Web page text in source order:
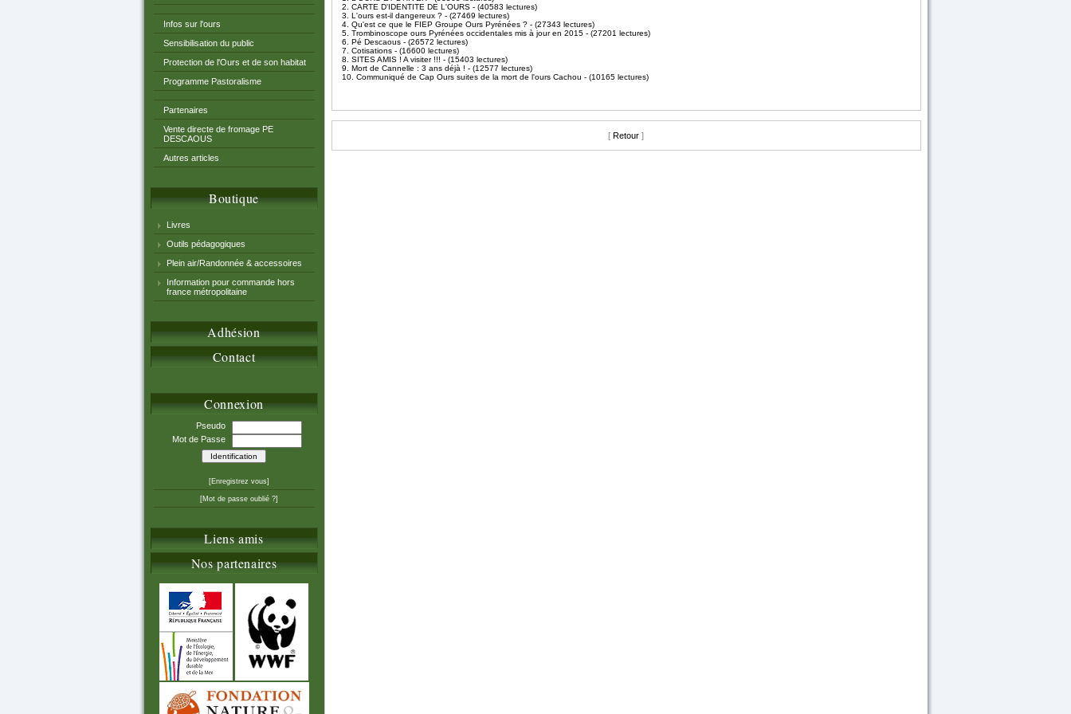
Infos sur l'ours
Sensibilisation du public
Protection de l'Ours et de son habitat
Programme Pastoralisme
Partenaires
Vente directe de fromage PE
DESCAOUS
Autres articles
Boutique
Livres
Outils pédagogiques
Plein air/Randonnée & accessoires
Information pour commande hors
france métropolitaine
Adhésion
Contact
Connexion
Pseudo
Mot de Passe
[Enregistrez vous]
[Mot de passe oublié ?]
Liens amis
Nos partenaires
2. CARTE D'IDENTITE DE L'OURS- (40583 lectures)
3. L'ours est-il dangereux ?- (27469 lectures)
4. Qu'est ce que le FIEP Groupe Ours Pyrénées ?- (27343 lectures)
5. Trombinoscope ours Pyrénées occidentales mis à jour en 2015- (27201 lectures)
6. Pé Descaous- (26572 lectures)
7. Cotisations- (16600 lectures)
8. SITES AMIS ! A visiter !!! - (15403 lectures)
9. Mort de Cannelle : 3 ans déjà ! - (12577 lectures)
10. Communiqué de Cap Ours suites de la mort de l'ours Cachou - (10165 lectures)
[ Retour ]